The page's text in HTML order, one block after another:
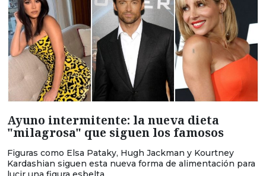
Ayuno intermitente: la nueva dieta
"milagrosa" que siguen los famosos
Figuras como Elsa Pataky, Hugh Jackman y Kourtney
Kardashian siguen esta nueva forma de alimentación para